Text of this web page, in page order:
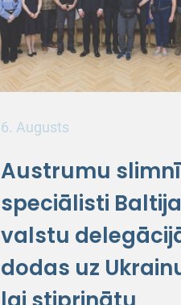
6. Augusts
Austrumu
speciālisti
valstu
dodas uz